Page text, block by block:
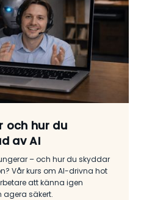
och hur du
av AI
– och hur du skyddar
Vår kurs om AI-drivna hot
att känna igen
säkert.